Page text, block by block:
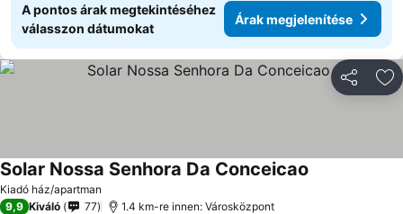
A pontos árak megtekintéséhez
válasszon dátumokat
Árak megjelenítése
Kiadó ház/apartman
Solar Nossa Senhora Da Conceicao
9,9 Kiváló 77 1.4 km-re innen: Városközpont